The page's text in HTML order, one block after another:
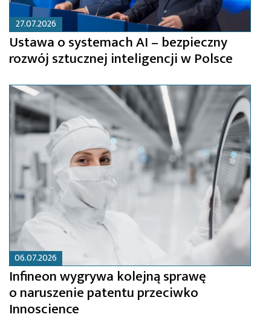
27.07.2026
Ustawa o systemach AI – bezpieczny
rozwój sztucznej inteligencji w Polsce
06.07.2026
Infineon wygrywa kolejną sprawę
o naruszenie patentu przeciwko
Innoscience